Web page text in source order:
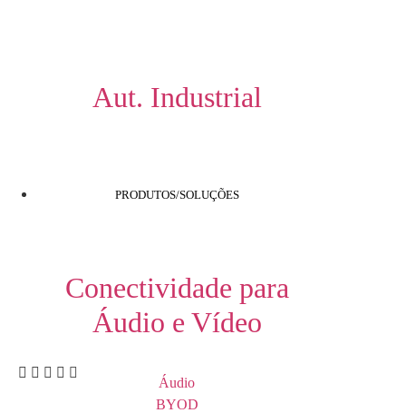
Aut. Industrial
PRODUTOS/SOLUÇÕES
Conectividade para
Áudio e Vídeo
Áudio
BYOD